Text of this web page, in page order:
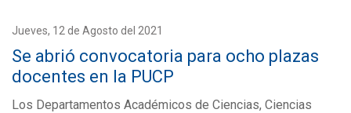
Jueves, 12 de Agosto del 2021
Se abrió convocatoria para ocho plazas
docentes en la PUCP
Los Departamentos Académicos de Ciencias, Ciencias